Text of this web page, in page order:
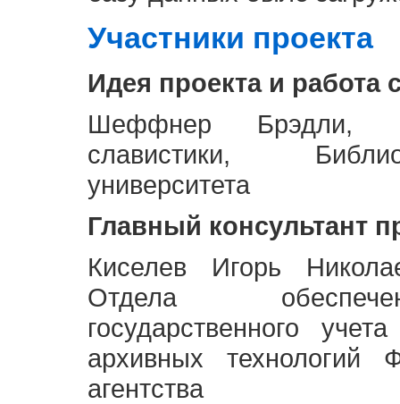
Участники проекта
Идея проекта и работа
Шеффнер Брэдли,
славистики,
университета
Главный консультант
Киселев Игорь
Отдела
государственного
архивных технологий
агентства